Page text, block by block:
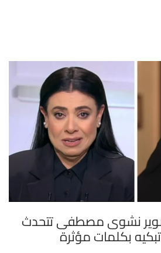
نشوى مصطفى تتحدث
بكلمات مؤثرة